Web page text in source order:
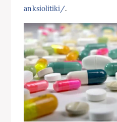
anksiolitiki/.